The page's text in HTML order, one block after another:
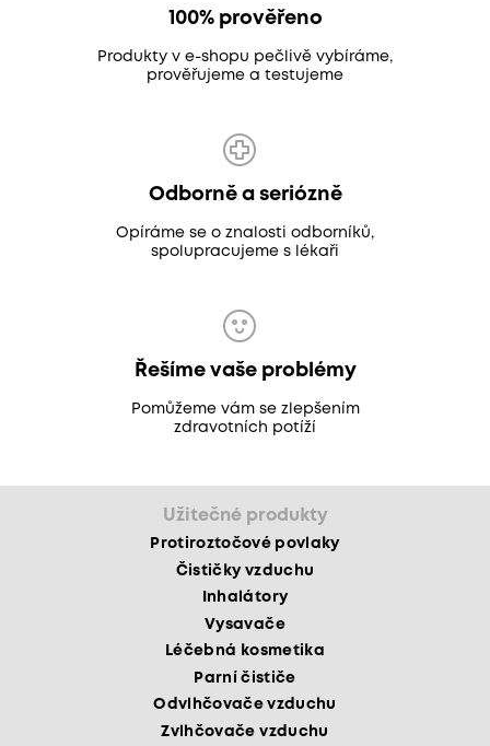
100% prověřeno
Produkty v e-shopu pečlivě vybíráme,
prověřujeme a testujeme
Odborně a seriózně
Opíráme se o znalosti odborníků,
spolupracujeme s lékaři
Řešíme vaše problémy
Pomůžeme vám se zlepšením
zdravotních potíží
Užitečné produkty
Protiroztočové povlaky
Čističky vzduchu
Inhalátory
Vysavače
Léčebná kosmetika
Parní čističe
Odvlhčovače vzduchu
Zvlhčovače vzduchu